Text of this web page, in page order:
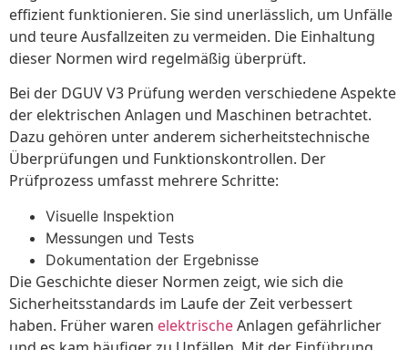
effizient funktionieren. Sie sind unerlässlich, um Unfälle
und teure Ausfallzeiten zu vermeiden. Die Einhaltung
dieser Normen wird regelmäßig überprüft.
Bei der DGUV V3 Prüfung werden verschiedene Aspekte
der elektrischen Anlagen und Maschinen betrachtet.
Dazu gehören unter anderem sicherheitstechnische
Überprüfungen und Funktionskontrollen. Der
Prüfprozess umfasst mehrere Schritte:
Visuelle Inspektion
Messungen und Tests
Dokumentation der Ergebnisse
Die Geschichte dieser Normen zeigt, wie sich die
Sicherheitsstandards im Laufe der Zeit verbessert
haben. Früher waren elektrischeAnlagen gefährlicher